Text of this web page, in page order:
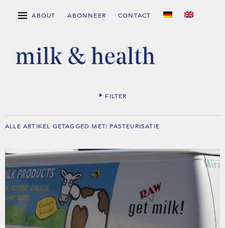
ABOUT ABONNEER CONTACT
FILTER
ALLE ARTIKEL GETAGGED MET: PASTEURISATIE